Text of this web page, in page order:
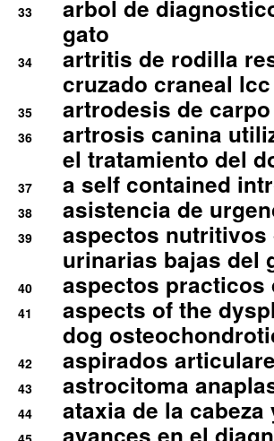
33
arbol de
gato
34
artritis de rodilla
cruzado craneal lcc
35 artrodesis de carpo
36
artrosis canina
el tratamiento del
37 a self contained
38 asistencia de
39
aspectos nutritivos
urinarias bajas del
40 aspectos practicos
41
aspects of the
dog
42 aspirados
43 astrocitoma
44 ataxia de la
avances en el